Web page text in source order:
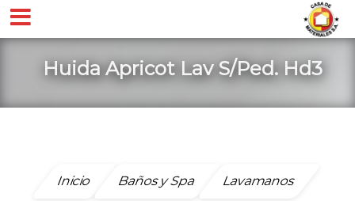
Huida Apricot Lav S/Ped. Hd3
Inicio Baños y Spa
Lavamanos